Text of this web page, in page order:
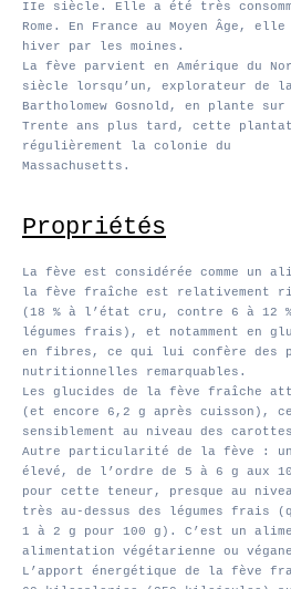
IIe siècle. Elle a été très
Rome. En France au Moyen Âge,
hiver par les moines.
La fève parvient en Amérique du
siècle lorsqu’un, explorateur de
Bartholomew Gosnold, en plante
Trente ans plus tard, cette
régulièrement la colonie du
Massachusetts.
Propriétés
La fève est considérée comme un
la fève fraîche est relativement
(18 % à l’état cru, contre 6 à 12
légumes frais), et notamment en
en fibres, ce qui lui confère des
nutritionnelles remarquables.
Les glucides de la fève fraîche
(et encore 6,2 g après cuisson),
sensiblement au niveau des
Autre particularité de la fève :
élevé, de l’ordre de 5 à 6 g aux
pour cette teneur, presque au
très au-dessus des légumes frais
1 à 2 g pour 100 g). C’est un
alimentation végétarienne ou
L’apport énergétique de la fève